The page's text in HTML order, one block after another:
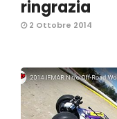
ringrazia
2 Ottobre 2014